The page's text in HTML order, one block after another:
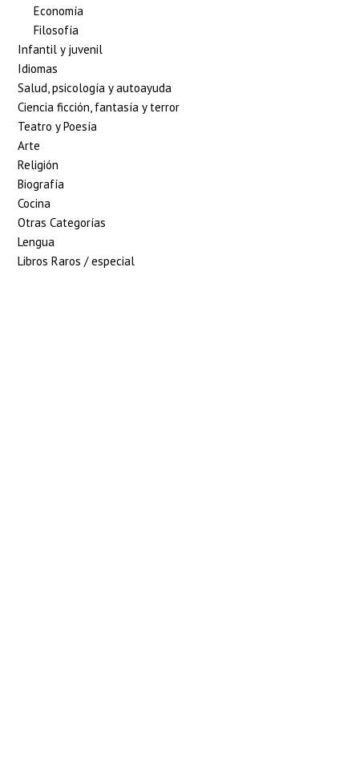
Economía
Filosofía
Infantil y juvenil
Idiomas
Salud, psicología y autoayuda
Ciencia ficción, fantasía y terror
Teatro y Poesía
Arte
Religión
Biografía
Cocina
Otras Categorías
Lengua
Libros Raros / especial